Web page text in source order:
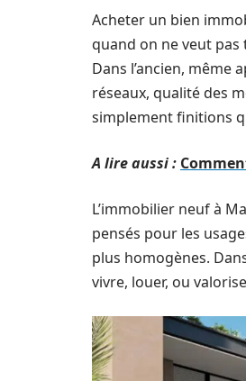
Acheter un bien
quand on ne veut
Dans l’ancien, même
réseaux, qualité des
simplement finitions
A lire aussi :
L’immobilier neuf à
pensés pour les
plus homogènes.
vivre, louer, ou